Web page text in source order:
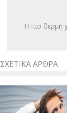
H πιο θερμή
ΣΧΕΤΙΚΆ ΆΡΘΡΑ